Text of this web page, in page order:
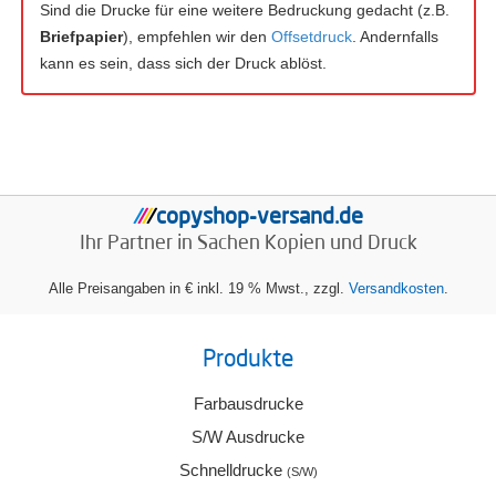
Sind die Drucke für eine weitere Bedruckung gedacht (z.B.
Briefpapier), empfehlen wir den Offsetdruck. Andernfalls
kann es sein, dass sich der Druck ablöst.
//// copyshop-versand.de
Ihr Partner in Sachen Kopien und Druck
Alle Preisangaben in € inkl. 19 % Mwst., zzgl. Versandkosten.
Produkte
Farbausdrucke
S/W Ausdrucke
Schnelldrucke (S/W)